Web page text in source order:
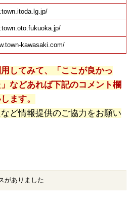
kawasaki.com/
してみて、「ここが良かっ
などあれば下記のコメント欄
ます。
ど情報提供のご協力をお願い
がありました